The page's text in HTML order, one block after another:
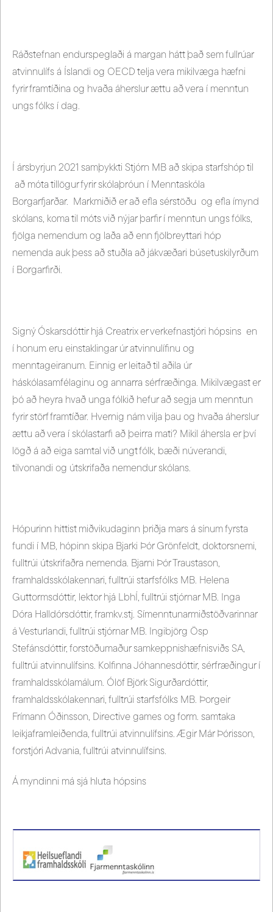
Ráðstefnan endurspeglaði á margan hátt það sem fullrúar
atvinnulífs á Íslandi og OECD telja vera mikilvæga hæfni
fyrir framtíðina og hvaða áherslur ættu að vera í menntun
ungs fólks í dag.
Í ársbyrjun 2021 samþykkti Stjórn MB að skipa starfshóp til
að móta tillögur fyrir skólaþróun í Menntaskóla
Borgarfjarðar. Markmiðið er að efla sérstöðu og efla ímynd
skólans, koma til móts við nýjar þarfir í menntun ungs fólks,
fjölga nemendum og laða að enn fjölbreyttari hóp
nemenda auk þess að stuðla að jákvæðari búsetuskilyrðum
í Borgarfirði.
Signý Óskarsdóttir hjá Creatrix er verkefnastjóri hópsins en
í honum eru einstaklingar úr atvinnulífinu og
menntageiranum. Einnig er leitað til aðila úr
háskólasamfélaginu og annarra sérfræðinga. Mikilvægast er
þó að heyra hvað unga fólkið hefur að segja um menntun
fyrir störf framtíðar. Hvernig nám vilja þau og hvaða áherslur
ættu að vera í skólastarfi að þeirra mati? Mikil áhersla er því
lögð á að eiga samtal við ungt fólk, bæði núverandi,
tilvonandi og útskrifaða nemendur skólans.
Hópurinn hittist miðvikudaginn þriðja mars á sínum fyrsta
fundi í MB, hópinn skipa Bjarki Þór Grönfeldt, doktorsnemi,
fulltrúi útskrifaðra nemenda. Bjarni Þór Traustason,
framhaldsskólakennari, fulltrúi starfsfólks MB. Helena
Guttormsdóttir, lektor hjá LbhÍ, fulltrúi stjórnar MB. Inga
Dóra Halldórsdóttir, framkv.stj. Símenntunarmiðstöðvarinnar
á Vesturlandi, fulltrúi stjórnar MB. Ingibjörg Ösp
Stefánsdóttir, forstöðumaður samkeppnishæfnisviðs SA,
fulltrúi atvinnulífsins. Kolfinna Jóhannesdóttir, sérfræðingur í
framhaldsskólamálum. Ólöf Björk Sigurðardóttir,
framhaldsskólakennari, fulltrúi starfsfólks MB. Þorgeir
Frímann Óðinsson, Directive games og form. samtaka
leikjaframleiðenda, fulltrúi atvinnulífsins. Ægir Már Þórisson,
forstjóri Advania, fulltrúi atvinnulífsins.
Á myndinni má sjá hluta hópsins